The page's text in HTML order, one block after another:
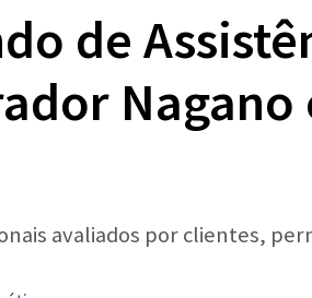
de
avaliados por clientes,